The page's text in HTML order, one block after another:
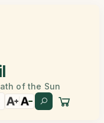
of the Sun